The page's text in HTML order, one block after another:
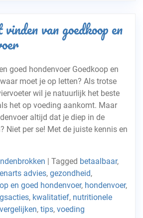
van goedkoop en
goed hondenvoer Goedkoop en
moet je op letten? Als trotse
wil je natuurlijk het beste
het op voeding aankomt. Maar
altijd dat je diep in de
Niet per se! Met de juiste kennis en
Tagged betaalbaar,
advies, gezondheid,
en goed hondenvoer, hondenvoer,
, kwalitatief, nutritionele
, tips, voeding